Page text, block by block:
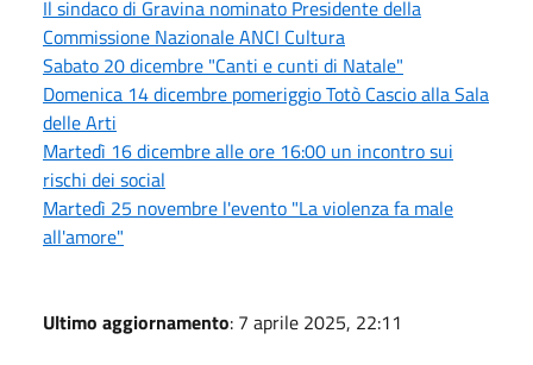
Il sindaco di Gravina nominato Presidente della
Commissione Nazionale ANCI Cultura
Sabato 20 dicembre "Canti e cunti di Natale"
Domenica 14 dicembre pomeriggio Totò Cascio alla Sala
delle Arti
Martedì 16 dicembre alle ore 16:00 un incontro sui
rischi dei social
Martedì 25 novembre l'evento "La violenza fa male
all'amore"
Ultimo aggiornamento: 7 aprile 2025, 22:11